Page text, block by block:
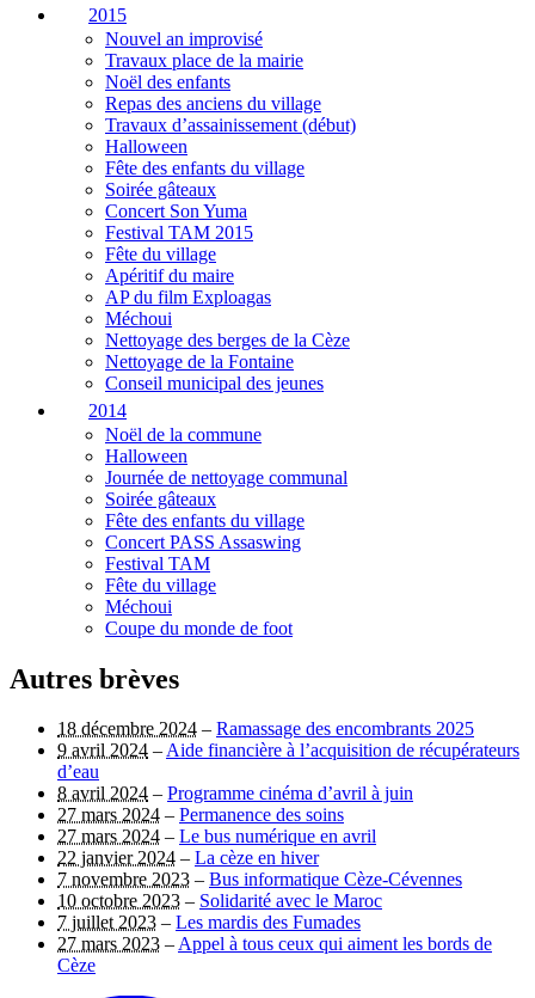
2015
Nouvel an improvisé
Travaux place de la mairie
Noël des enfants
Repas des anciens du village
Travaux d’assainissement (début)
Halloween
Fête des enfants du village
Soirée gâteaux
Concert Son Yuma
Festival TAM 2015
Fête du village
Apéritif du maire
AP du film Exploagas
Méchoui
Nettoyage des berges de la Cèze
Nettoyage de la Fontaine
Conseil municipal des jeunes
2014
Noël de la commune
Halloween
Journée de nettoyage communal
Soirée gâteaux
Fête des enfants du village
Concert PASS Assaswing
Festival TAM
Fête du village
Méchoui
Coupe du monde de foot
Autres brèves
18 décembre 2024 – Ramassage des encombrants 2025
9 avril 2024 –Aide financière à l’acquisition de récupérateurs
d’eau
8 avril 2024 – Programme cinéma d’avril à juin
27 mars 2024 – Permanence des soins
27 mars 2024 – Le bus numérique en avril
22 janvier 2024 – La cèze en hiver
7 novembre 2023 – Bus informatique Cèze-Cévennes
10 octobre 2023 – Solidarité avec le Maroc
7 juillet 2023 – Les mardis des Fumades
27 mars 2023 –Appel à tous ceux qui aiment les bords de
Cèze